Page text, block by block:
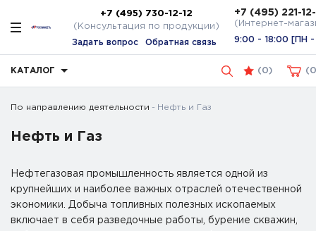
+7 (495) 730-12-12
(Консультация по продукции)
Задать вопрос Обратная связь
+7 (495) 221-
(Интернет-
9:00 - 18:00 [ПН
КАТАЛОГ (0) 0
По направлению деятельности Нефть и Газ
Нефть и Газ
Нефтегазовая промышленность является одной из
крупнейших и наиболее важных отраслей отечественной
экономики. Добыча топливных полезных ископаемых
включает в себя разведочные работы, бурение скважин,